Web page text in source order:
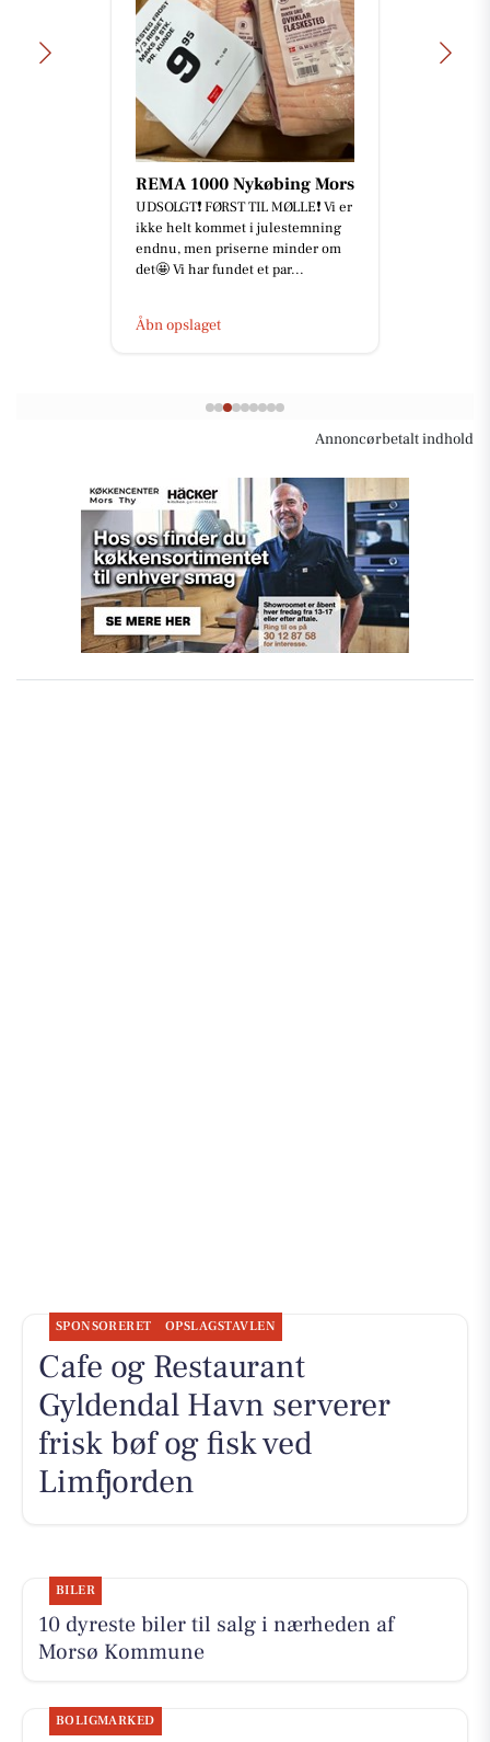
REMA 1000 Nykøbing Mors
UDSOLGT❗️ FØRST TIL MØLLE❗️ Vi er
ikke helt kommet i julestemning
endnu, men priserne minder om
det🤩 Vi har fundet et par...
Åbn opslaget
Annoncørbetalt indhold
SPONSORERET OPSLAGSTAVLEN
Cafe og Restaurant
Gyldendal Havn serverer
frisk bøf og fisk ved
Limfjorden
BILER
10 dyreste biler til salg i nærheden af
Morsø Kommune
BOLIGMARKED